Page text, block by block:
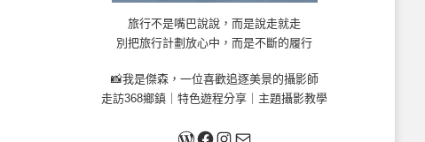
旅行不是嘴巴說說，而是說走就走
別把旅行計劃放心中，而是不斷的履行
📸我是傑森，一位喜歡追逐美景的攝影師
走訪368鄉鎮｜特色遊程分享｜主題攝影教學
關於我 Facebook
Instagram